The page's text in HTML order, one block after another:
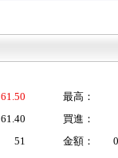
61.50
最高：
61.40
買進：
51 金額：